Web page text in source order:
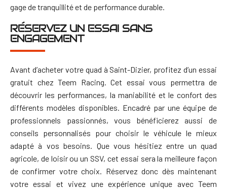
gage de tranquillité et de performance durable.
RÉSERVEZ UN ESSAI SANS
ENGAGEMENT
Avant d’acheter votre quad à Saint-Dizier, profitez d’un essai
gratuit chez Teem Racing. Cet essai vous permettra de
découvrir les performances, la maniabilité et le confort des
différents modèles disponibles. Encadré par une équipe de
professionnels passionnés, vous bénéficierez aussi de
conseils personnalisés pour choisir le véhicule le mieux
adapté à vos besoins. Que vous hésitiez entre un quad
agricole, de loisir ou un SSV, cet essai sera la meilleure façon
de confirmer votre choix. Réservez donc dès maintenant
votre essai et vivez une expérience unique avec Teem